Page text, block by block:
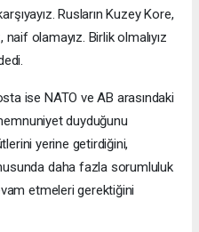
Rusların Kuzey Kore,
naif olamayız. Birlik olmalıyız
ise NATO ve AB arasındaki
duyduğunu
yerine getirdiğini,
daha fazla sorumluluk
etmeleri gerektiğini